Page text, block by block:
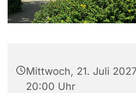
Mittwoch, 21. Juli
20:00 Uhr